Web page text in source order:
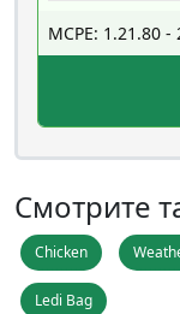
MCPE: 1.21.80 -
Смотрите
Chicken
Ledi Bag